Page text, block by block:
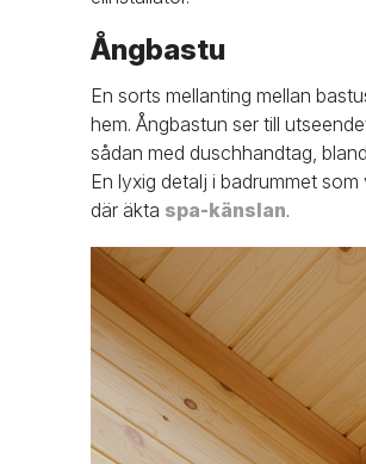
Ångbastu
En sorts mellanting mellan
hem. Ångbastun ser till
sådan med duschhandtag,
En lyxig detalj i badrummet
där äkta spa-känslan.